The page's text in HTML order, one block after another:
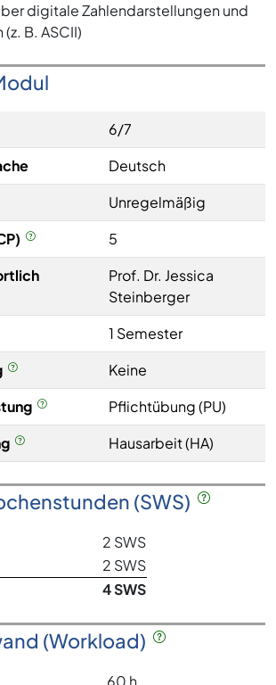
digitale Zahlendarstellungen und
B. ASCII)
6/7
Deutsch
Unregelmäßig
5
Prof. Dr. Jessica
Steinberger
1 Semester
Keine
Pflichtübung (PU)
Hausarbeit (HA)
(SWS)
2 SWS
2 SWS
4 SWS
(Workload)
60 h